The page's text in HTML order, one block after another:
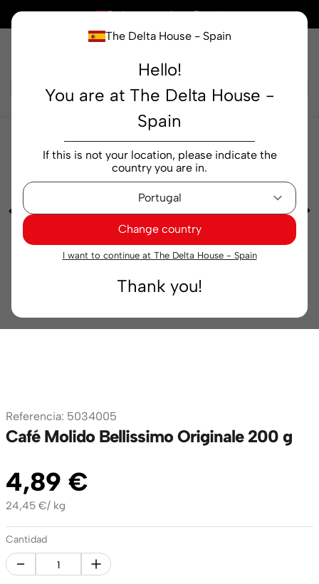
The Delta House - Spain
Hello!
You are at The Delta House -
Spain
If this is not your location, please indicate the
country you are in.
Change country
I want to continue at The Delta House - Spain
Thank you!
× Está comprando en España
Cafeterías Molido
Café Molido Bellissimo
Originale 200 g
Referencia: 5034005
Café Molido Bellissimo Originale 200 g
4,89 €
24,45 €/ kg
Cantidad